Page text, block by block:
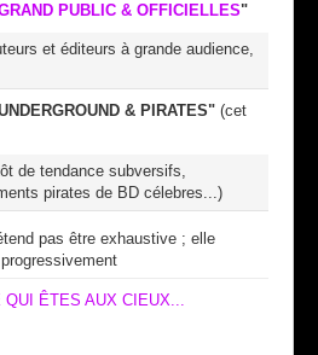
PUBLIC & OFFICIELLES"
et éditeurs à grande audience,
& PIRATES" (cet
de tendance subversifs,
pirates de BD célebres...)
pas être exhaustive ; elle
QUI ÊTES AUX CIEUX...